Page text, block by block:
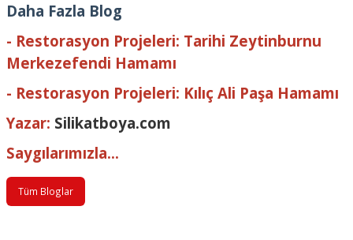
Daha Fazla Blog
- Restorasyon Projeleri: Tarihi Zeytinburnu
Merkezefendi Hamamı
- Restorasyon Projeleri: Kılıç Ali Paşa Hamamı
Yazar: Silikatboya.com
Saygılarımızla...
Tüm Bloglar